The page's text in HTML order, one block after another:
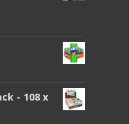
- 108 x